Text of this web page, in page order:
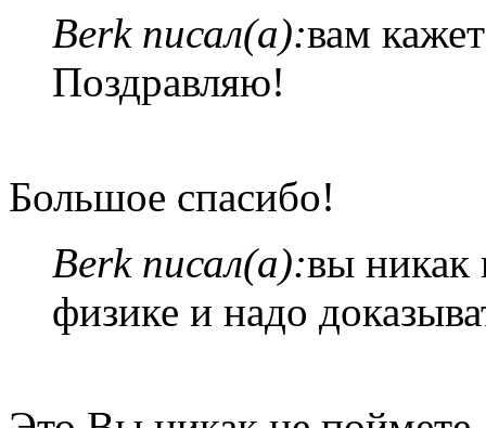
Berk писал(а):вам
Поздравляю!
Большое спасибо!
Berk писал(а):вы никак
физике и надо